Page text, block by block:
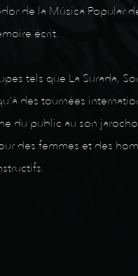
de la Música Popular
écrit.
tels que La Surada,
des tournées
du public au son
des femmes et des